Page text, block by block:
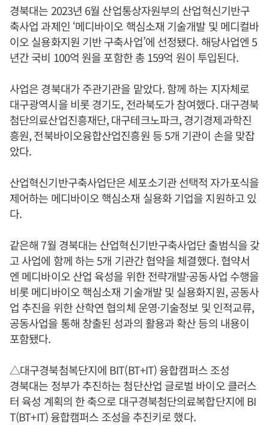
경북대는 2023년 6월 산업통상자원부의 산업혁신기반구
축사업 과제인 ‘메디바이오 핵심소재 기술개발 및 메디컬바
이오 실용화지원 기반 구축사업’에 선정됐다. 해당사업엔 5
년간 국비 100억 원을 포함한 총 159억 원이 투입된다.
사업은 경북대가 주관기관을 맡았다. 함께 하는 지자체로
대구광역시을 비롯 경기도, 전라북도가 참여했다. 대구경북
첨단의료산업진흥재단, 대구테크노파크, 경기경제과학진
흥원, 전북바이오융합산업진흥원 등 5개 기관이 손을 맞잡
았다.
산업혁신기반구축사업단은 세포소기관 선택적 자가포식을
제어하는 메디바이오 핵심소재 실용화 기업을 지원하고 있
다.
같은해 7월 경북대는 산업혁신기반구축사업단 출범식을 갖
고 사업에 함께 하는 5개 기관간 협약을 체결했다. 협약서
엔 메디바이오 산업 육성을 위한 전략개발·공동사업 수행을
비롯 메디바이오 핵심소재 기술개발 및 실용화지원, 공동사
업 추진을 위한 산학연 협의체 운영·기술정보 및 인적교류,
공동사업을 통해 창출된 성과의 활용과 확산 등의 내용이
포함됐다.
△대구경북첨복단지에 BIT(BT+IT) 융합캠퍼스 조성
경북대는 정부가 추진하는 첨단산업 글로벌 바이오 클러스
터 육성 계획의 한 축으로 대구경북첨단의료복합단지에 BI
T(BT+IT) 융합캠퍼스 조성을 추진키로 했다.